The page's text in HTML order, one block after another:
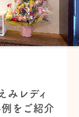
みレディ
をご紹介